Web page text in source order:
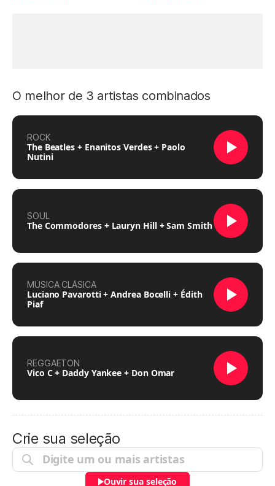
O melhor de 3 artistas combinados
ROCK
The Beatles + Enanitos Verdes + Paolo
Nutini
SOUL
The Commodores + Lauryn Hill + Sam Smith
MÚSICA CLÁSICA
Luciano Pavarotti + Andrea Bocelli + Édith
Piaf
REGGAETON
Vico C + Daddy Yankee + Don Omar
Crie sua seleção
Ouvir sua seleção